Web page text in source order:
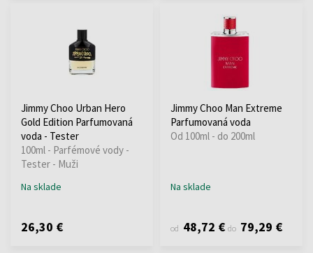
Jimmy Choo Urban Hero
Gold Edition Parfumovaná
voda - Tester
100ml - Parfémové vody -
Tester - Muži
Na sklade
26,30 €
Jimmy Choo Man Extreme
Parfumovaná voda
Od 100ml - do 200ml
Na sklade
od 48,72 € do 79,29 €